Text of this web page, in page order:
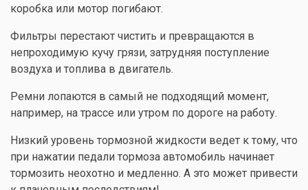
коробка или мотор погибают.
Фильтры перестают чистить и превращаются в
непроходимую кучу грязи, затрудняя поступление
воздуха и топлива в двигатель.
Ремни лопаются в самый не подходящий момент,
например, на трассе или утром по дороге на работу.
Низкий уровень тормозной жидкости ведет к тому, что
при нажатии педали тормоза автомобиль начинает
тормозить неохотно и медленно. А это может привести